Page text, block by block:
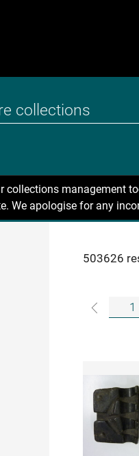
collections management
We apologise for any
503626